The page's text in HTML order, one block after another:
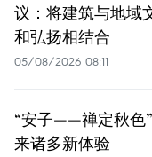
议：将建筑与地域
和弘扬相结合
05/08/2026 08:11
“安子——禅定秋色
来诸多新体验